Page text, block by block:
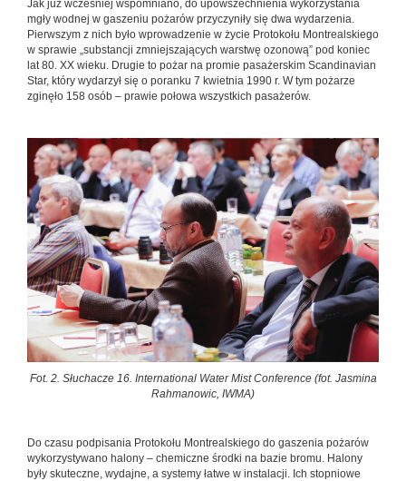
Jak już wcześniej wspomniano, do upowszechnienia wykorzystania
mgły wodnej w gaszeniu pożarów przyczyniły się dwa wydarzenia.
Pierwszym z nich było wprowadzenie w życie Protokołu Montrealskiego
w sprawie „substancji zmniejszających warstwę ozonową” pod koniec
lat 80. XX wieku. Drugie to pożar na promie pasażerskim Scandinavian
Star, który wydarzył się o poranku 7 kwietnia 1990 r. W tym pożarze
zginęło 158 osób – prawie połowa wszystkich pasażerów.
Fot. 2. Słuchacze 16. International Water Mist Conference (fot. Jasmina
Rahmanowic, IWMA)
Do czasu podpisania Protokołu Montrealskiego do gaszenia pożarów
wykorzystywano halony – chemiczne środki na bazie bromu. Halony
były skuteczne, wydajne, a systemy łatwe w instalacji. Ich stopniowe